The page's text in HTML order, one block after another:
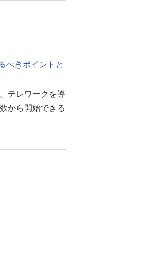
べきポイントと
テレワークを導
から開始できる